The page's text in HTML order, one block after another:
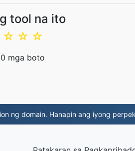
tool na ito
☆
☆
☆
0 mga boto
ng domain. Hanapin ang iyong